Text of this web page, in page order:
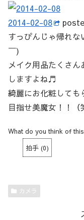
2014-02-08
すっぴんじゃ帰れ
￣)
メイク用品たくさ
しますよね♬
綺麗にお化粧して
目指せ美魔女！！（
What do you think of
拍手 (0)
カメラ